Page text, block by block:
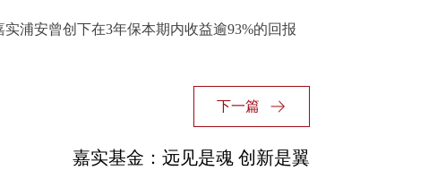
浦安曾创下在3年保本期内收益逾93%的回报
下一篇
嘉实基金：远见是魂 创新是翼